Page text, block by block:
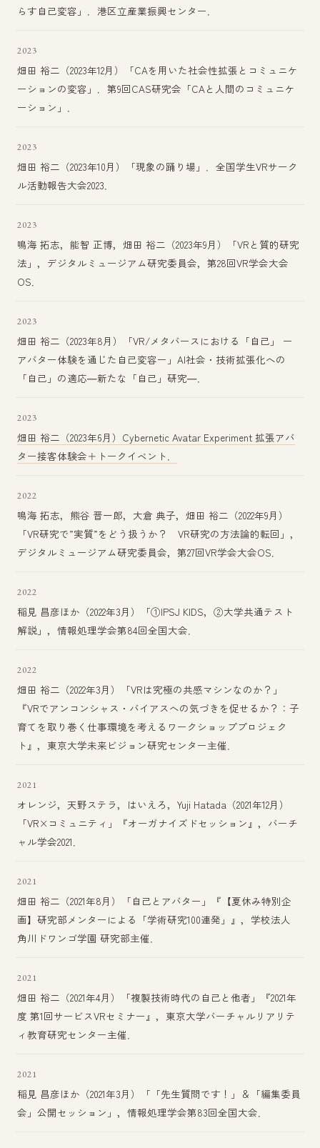
らす自己変容」．港区立産業振興センター．
2023
畑田 裕二（2023年12月）「CAを用いた社会性拡張とコミュニケ
ーションの変容」．第9回CAS研究会「CAと人間のコミュニケ
ーション」．
2023
畑田 裕二（2023年10月）「現象の踊り場」．全国学生VRサーク
ル活動報告大会2023．
2023
鳴海 拓志，能智 正博，畑田 裕二（2023年9月）「VRと質的研究
法」，デジタルミュージアム研究委員会，第28回VR学会大会
OS．
2023
畑田 裕二（2023年8月）「VR/メタバースにおける「自己」 ー
アバター体験を通じた自己変容ー」AI社会・技術拡張化への
「自己」の適応―新たな「自己」研究―．
2023
畑田 裕二（2023年6月）Cybernetic Avatar Experiment 拡張アバ
ター接客体験会＋トークイベント．
2022
鳴海 拓志，熊谷 晋一郎，大倉 典子，畑田 裕二（2022年9月）
「VR研究で”実質”をどう扱うか？ VR研究の方法論的転回」，
デジタルミュージアム研究委員会，第27回VR学会大会OS．
2022
稲見 昌彦ほか（2022年3月）「①IPSJ KIDS，②大学共通テスト
解説」，情報処理学会第84回全国大会．
2022
畑田 裕二（2022年3月）「VRは究極の共感マシンなのか？」
『VRでアンコンシャス・バイアスへの気づきを促せるか？：子
育てを取り巻く仕事環境を考えるワークショッププロジェク
ト』，東京大学未来ビジョン研究センター主催．
2021
オレンジ，天野ステラ，はいえろ，Yuji Hatada（2021年12月）
「VR×コミュニティ」『オーガナイズドセッション』，バーチ
ャル学会2021．
2021
畑田 裕二（2021年8月）「自己とアバター」『【夏休み特別企
画】研究部メンターによる「学術研究100連発」』，学校法人
角川ドワンゴ学園 研究部主催．
2021
畑田 裕二（2021年4月）「複製技術時代の自己と他者」『2021年
度 第1回サービスVRセミナー』，東京大学バーチャルリアリテ
ィ教育研究センター主催．
2021
稲見 昌彦ほか（2021年3月）「「先生質問です！」＆「編集委員
会」公開セッション」，情報処理学会第83回全国大会．